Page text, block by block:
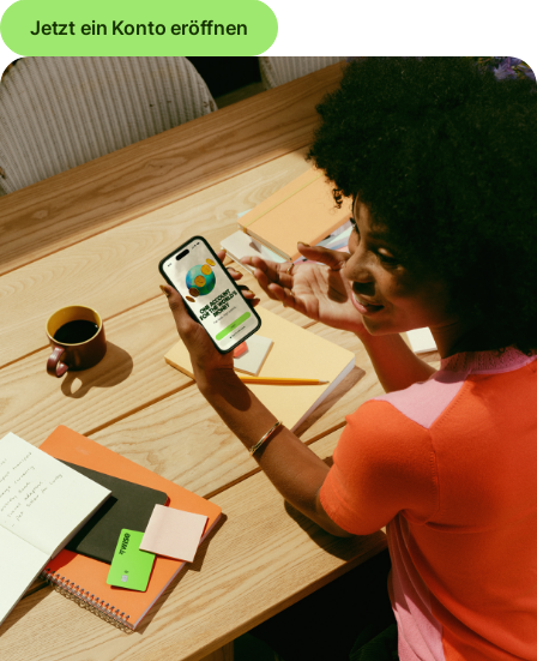
Jetzt ein Konto eröffnen